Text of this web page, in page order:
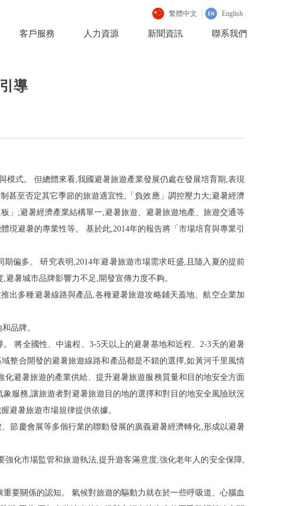
客戶服務 人力資源 新聞資訊 聯系我們
繁體中文 English
導
模式。 但總體來看,我國避暑旅遊產業發展仍處在發展培育期,表現
甚至否定其它季節的旅遊適宜性, 「 負效 應 」 調控壓力 大;避暑經濟
板 」 ;避暑經濟產業結構單一,避暑旅遊、避暑旅遊地產、旅遊交通等
現避暑的專業性等。 基於此,2014年的報告將 「 市場培育與專業引
期偏多。 研究表明,2014年避暑旅遊市場需求旺盛,且隨入夏的提前
暑城市品牌影響力不足,開發宣傳力度不夠。
出多種避暑線路與產品,各種避暑旅遊攻略鋪天蓋地、航空企業加
品牌。
將全國性、中遠程 、 3-5天以上的避暑基地和近程、2-3天的避暑
整合開發的避暑旅遊線路和產品都是不錯的選擇,如黃河千里風情
化避暑旅遊的產業供給、提升避暑旅遊服務質量和目的地安全方面
服務,讓旅遊者對避暑旅遊目的地的選擇和對目的地安全風險狀況
避暑旅遊市場規律提供依據。
節慶會展等多個行業的聯動發展的廣義避暑經濟轉化,形成以避暑
強化市場監管和旅遊執法,提升遊客滿意度;強化老年人的安全保障,
要關係的認知。 氣候對旅遊的驅動力就在於一些呼吸道、心腦血